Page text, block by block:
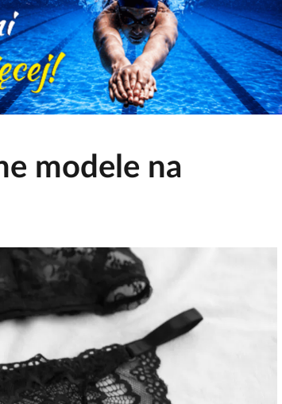
modele na